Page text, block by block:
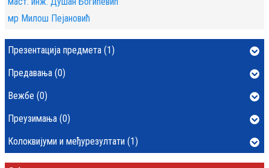
мр Милош Пејановић
Презентација предмета (1)
Предавања (0)
Вежбе (0)
Преузимања (0)
Колоквијуми и међурезултати (1)